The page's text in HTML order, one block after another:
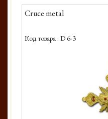
Cruce metal
Код товара : D 6-3